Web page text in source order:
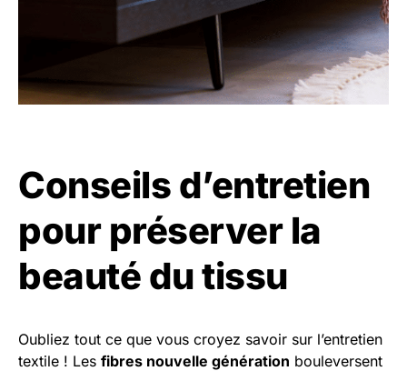
Conseils d’entretien
pour préserver la
beauté du tissu
Oubliez tout ce que vous croyez savoir sur l’entretien
textile ! Les fibres nouvelle génération bouleversent